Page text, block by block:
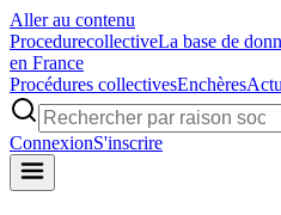
Aller au contenu
ProcedurecollectiveLa base de
en France
Procédures collectivesEnchères
ConnexionS'inscrire